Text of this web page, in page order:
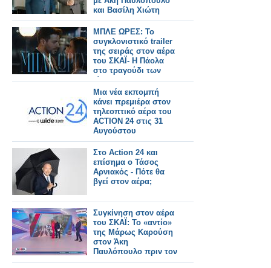
και Βασίλη Χιώτη
ΜΠΛΕ ΩΡΕΣ: Το
συγκλονιστικό trailer
της σειράς στον αέρα
του ΣΚΑΪ- Η Πάολα
στο τραγούδι των
τίτλων
Μια νέα εκπομπή
κάνει πρεμιέρα στον
τηλεοπτικό αέρα του
ACTION 24 στις 31
Αυγούστου
Στο Action 24 και
επίσημα ο Τάσος
Αρνιακός - Πότε θα
βγεί στον αέρα;
Συγκίνηση στον αέρα
του ΣΚΑΪ: Το «αντίο»
της Μάρως Καρούση
στον Άκη
Παυλόπουλο πριν τον
ΑΝΤ1